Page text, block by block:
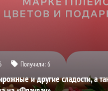
Получили:6
и другие сладости, а